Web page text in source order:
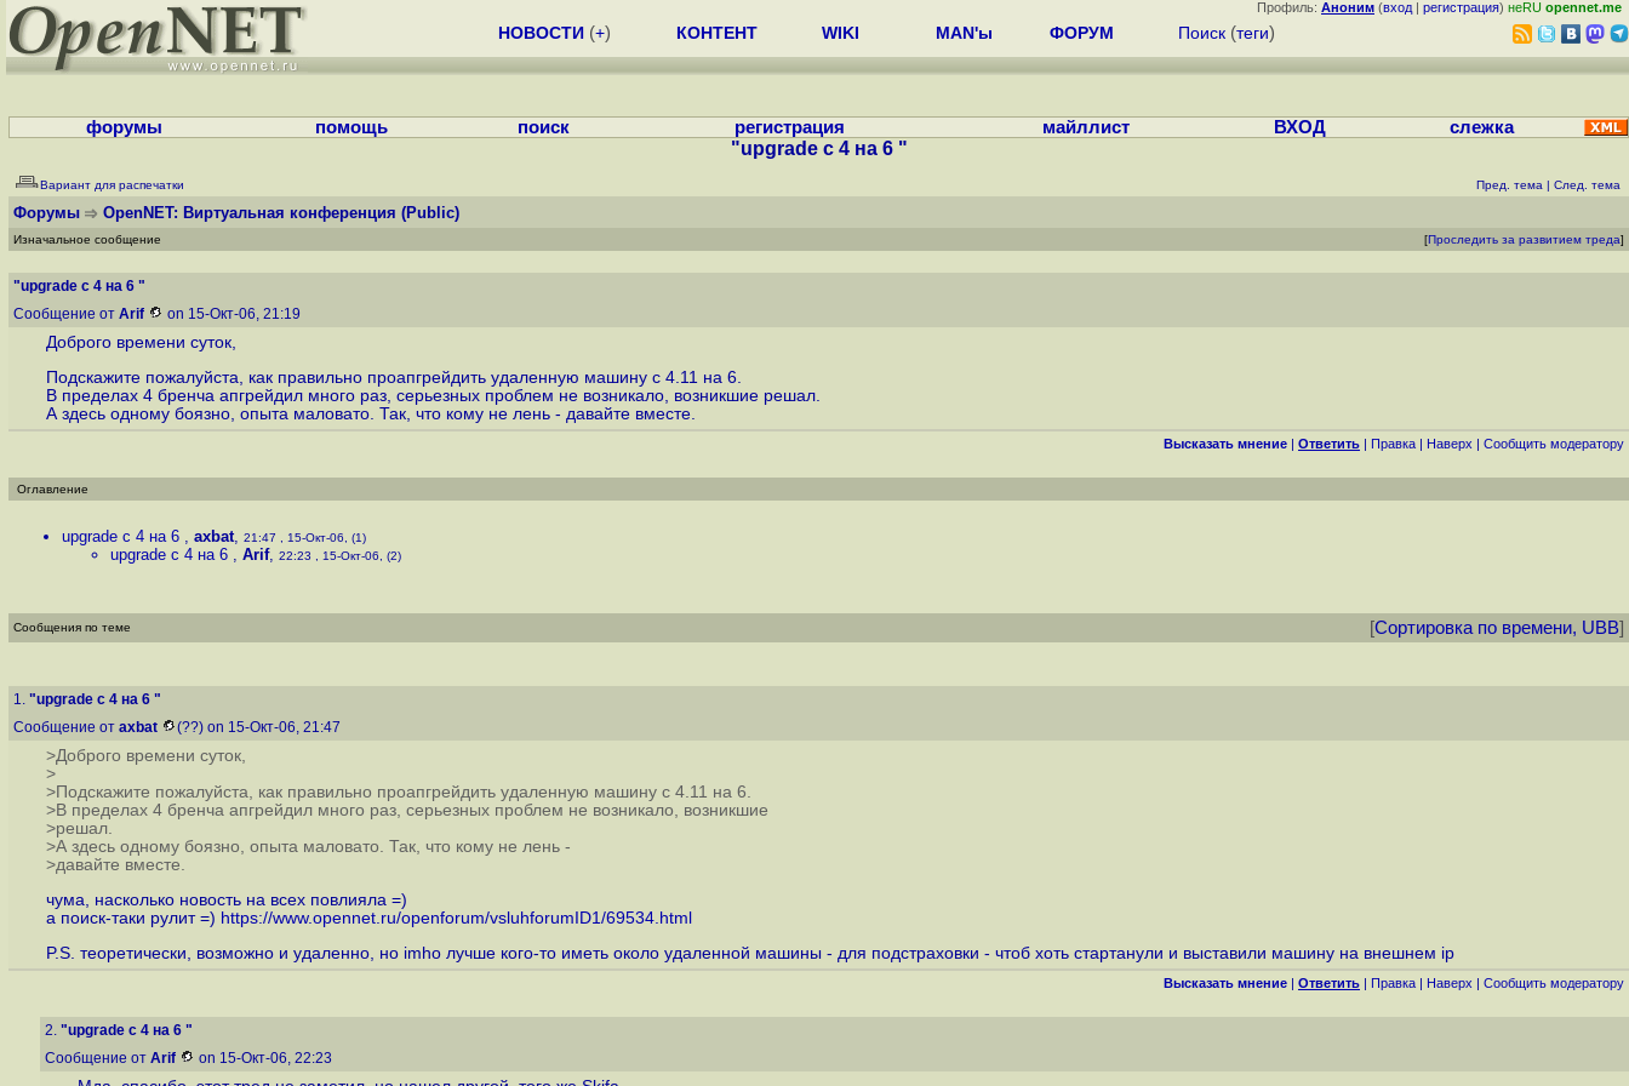
Профиль: Аноним (вход | регистрация) неRU opennet.me
НОВОСТИ (+) КОНТЕНТ WIKI MAN'ы ФОРУМ Поиск (теги)
форумы помощь поиск регистрация майллист ВХОД слежка
"upgrade с 4 на 6 "
Вариант для распечатки Пред. тема | След. тема
Форумы OpenNET: Виртуальная конференция (Public)
Изначальное сообщение [Проследить за развитием треда]
"upgrade с 4 на 6 "
Сообщение от Arif on 15-Окт-06, 21:19
Доброго времени суток,
Подскажите пожалуйста, как правильно проапгрейдить удаленную машину с 4.11 на 6.
В пределах 4 бренча апгрейдил много раз, серьезных проблем не возникало, возникшие решал.
А здесь одному боязно, опыта маловато. Так, что кому не лень - давайте вместе.
Высказать мнение | Ответить | Правка | Наверх | Cообщить модератору
Оглавление
upgrade с 4 на 6 , axbat, 21:47 , 15-Окт-06, (1)
upgrade с 4 на 6 , Arif, 22:23 , 15-Окт-06, (2)
Сообщения по теме [Сортировка по времени, UBB]
1. "upgrade с 4 на 6 "
Сообщение от axbat (??) on 15-Окт-06, 21:47
>Доброго времени суток,
>
>Подскажите пожалуйста, как правильно проапгрейдить удаленную машину с 4.11 на 6.
>В пределах 4 бренча апгрейдил много раз, серьезных проблем не возникало, возникшие
>решал.
>А здесь одному боязно, опыта маловато. Так, что кому не лень -
>давайте вместе.
чума, насколько новость на всех повлияла =)
а поиск-таки рулит =) https://www.opennet.ru/openforum/vsluhforumID1/69534.html
P.S. теоретически, возможно и удаленно, но imho лучше кого-то иметь около удаленной машины - для подстраховки - чтоб хоть стартанули и выставили машину на внешнем ip
Высказать мнение | Ответить | Правка | Наверх | Cообщить модератору
2. "upgrade с 4 на 6 "
Сообщение от Arif on 15-Окт-06, 22:23